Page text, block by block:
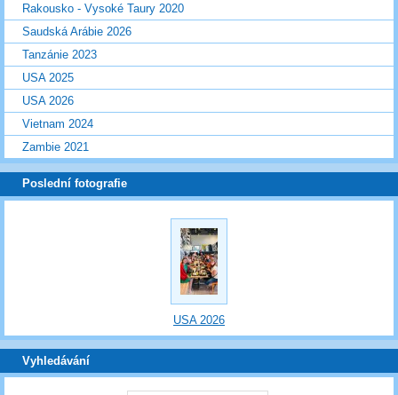
Rakousko - Vysoké Taury 2020
Saudská Arábie 2026
Tanzánie 2023
USA 2025
USA 2026
Vietnam 2024
Zambie 2021
Poslední fotografie
USA 2026
Vyhledávání